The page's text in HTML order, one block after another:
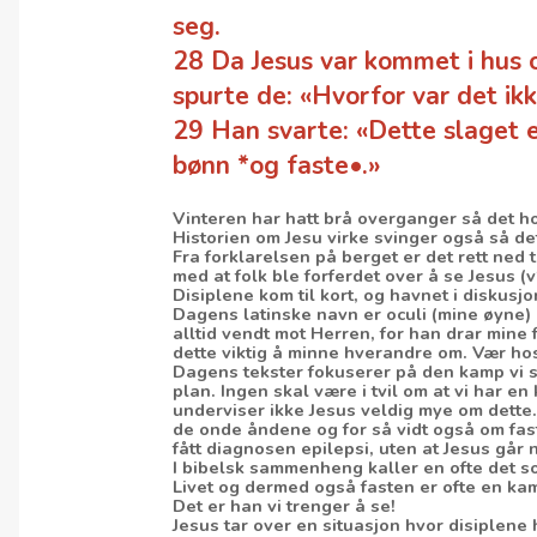
seg.
28 Da Jesus var kommet i
spurte de: «Hvorfor var det
29 Han svarte: «Dette slaget
bønn *og faste•.»
Vinteren har hatt brå overganger så det
Historien om Jesu virke svinger også så
Fra forklarelsen på berget er det rett
med at folk ble forferdet over å se Jesus
Disiplene kom til kort, og havnet i
Dagens latinske navn er oculi (mine
alltid vendt mot Herren, for han drar
dette viktig å minne hverandre om. Vær
Dagens tekster fokuserer på den kamp vi
plan. Ingen skal være i tvil om at vi har en
underviser ikke Jesus veldig mye om
de onde åndene og for så vidt også om
fått diagnosen epilepsi, uten at Jesus
I bibelsk sammenheng kaller en ofte det
Livet og dermed også fasten er ofte en
Det er han vi trenger å se!
Jesus tar over en situasjon hvor